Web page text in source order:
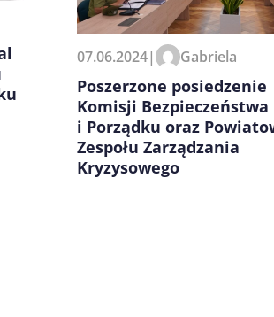
moje dane w tej przeglądarce podczas
komentarzy.
07.06.2024| Gabriela
Poszerzone posiedzenie
Komisji Bezpieczeństwa
i Porządku oraz
Zespołu Zarządzania
Kryzysowego